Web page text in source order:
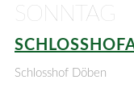
SONNTAG
Schlosshof Döben